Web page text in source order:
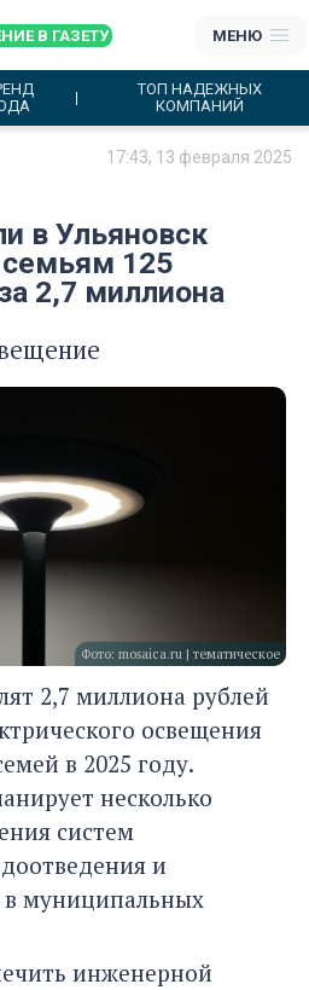
В ГАЗЕТУ МЕНЮ
ТОП НАДЕЖНЫХ
КОМПАНИЙ
17:43, 13 февраля 2025
в Ульяновск
125
2,7 миллиона
Фото: mosaica.ru | тематическое
2,7 миллиона рублей
освещения
в 2025 году.
несколько
систем
и
в муниципальных
инженерной